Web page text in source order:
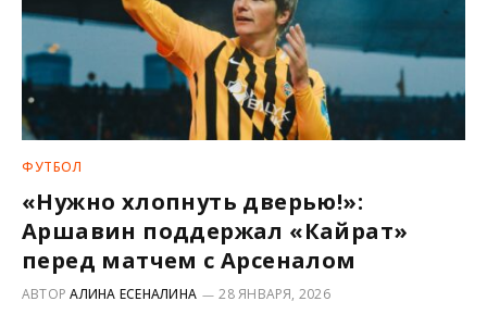
ФУТБОЛ
«Нужно хлопнуть дверью!»:
Аршавин поддержал «Кайрат»
перед матчем с Арсеналом
АВТОРАЛИНА ЕСЕНАЛИНА 28 ЯНВАРЯ, 2026